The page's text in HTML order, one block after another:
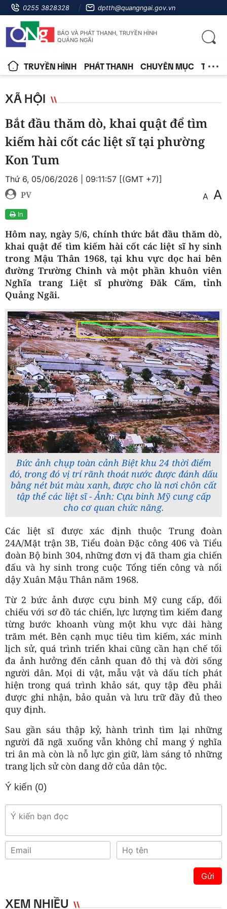
0255 3828328 dptth@quangngai.gov.vn
BÁO VÀ PHÁT THANH, TRUYỀN HÌNH
QUẢNG NGÃI
TRUYỀN HÌNH PHÁT THANH CHUYÊN MỤC TIN
XÃ HỘI
Bắt đầu thăm dò, khai quật để tìm
kiếm hài cốt các liệt sĩ tại phường
Kon Tum
Thứ 6, 05/06/2026 | 09:11:57 [(GMT +7)]
PV A A
In
Hôm nay, ngày 5/6, chính thức bắt đầu thăm dò,
khai quật để tìm kiếm hài cốt các liệt sĩ hy sinh
trong Mậu Thân 1968, tại khu vực dọc hai bên
đường Trường Chinh và một phần khuôn viên
Nghĩa trang Liệt sĩ phường Đăk Cấm, tỉnh
Quảng Ngãi.
Bức ảnh chụp toàn cảnh Biệt khu 24 thời điểm
đó, trong đó vị trí rãnh thoát nước được đánh dấu
bằng nét bút màu xanh, được cho là nơi chôn cất
tập thể các liệt sĩ - Ảnh: Cựu binh Mỹ cung cấp
cho cơ quan chức năng.
Các liệt sĩ được xác định thuộc Trung đoàn
24A/Mặt trận 3B, Tiểu đoàn Đặc công 406 và Tiểu
đoàn Bộ binh 304, những đơn vị đã tham gia chiến
đấu và hy sinh trong cuộc Tổng tiến công và nổi
dậy Xuân Mậu Thân năm 1968.
Từ 2 bức ảnh được cựu binh Mỹ cung cấp, đối
chiếu với sơ đồ tác chiến, lực lượng tìm kiếm đang
từng bước khoanh vùng một khu vực dài hàng
trăm mét. Bên cạnh mục tiêu tìm kiếm, xác minh
lịch sử, quá trình triển khai cũng cần hạn chế tối
đa ảnh hưởng đến cảnh quan đô thị và đời sống
người dân. Mọi di vật, mẫu vật và dấu tích phát
hiện trong quá trình khảo sát, quy tập đều phải
được ghi nhận, bảo quản và lưu trữ đầy đủ theo
quy định.
Sau gần sáu thập kỷ, hành trình tìm lại những
người đã ngã xuống vẫn không chỉ mang ý nghĩa
tri ân mà còn là nỗ lực gìn giữ, làm sáng tỏ những
trang lịch sử còn dang dở của dân tộc.
Ý kiến (0)
Gửi
XEM NHIỀU